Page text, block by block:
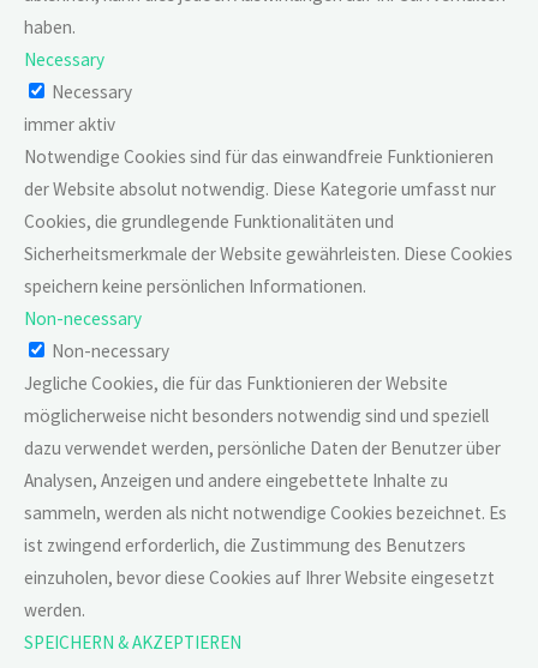
haben.
Necessary
Necessary
immer aktiv
Notwendige Cookies sind für das einwandfreie Funktionieren
der Website absolut notwendig. Diese Kategorie umfasst nur
Cookies, die grundlegende Funktionalitäten und
Sicherheitsmerkmale der Website gewährleisten. Diese Cookies
speichern keine persönlichen Informationen.
Non-necessary
Non-necessary
Jegliche Cookies, die für das Funktionieren der Website
möglicherweise nicht besonders notwendig sind und speziell
dazu verwendet werden, persönliche Daten der Benutzer über
Analysen, Anzeigen und andere eingebettete Inhalte zu
sammeln, werden als nicht notwendige Cookies bezeichnet. Es
ist zwingend erforderlich, die Zustimmung des Benutzers
einzuholen, bevor diese Cookies auf Ihrer Website eingesetzt
werden.
SPEICHERN & AKZEPTIEREN